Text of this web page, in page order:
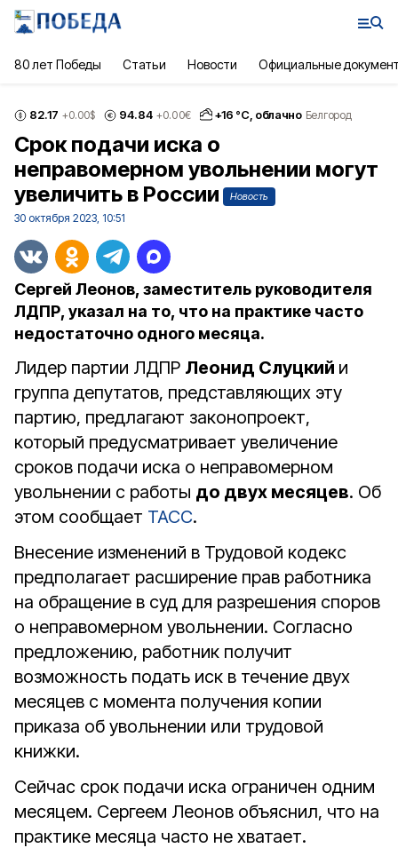
80 лет Победы Статьи Новости Официальные
82.17 +0.00$ 94.84 +0.00€ +16 °С, облачно Белгород
Срок подачи иска о
неправомерном увольнении могут
увеличить в России
Новость
30 октября 2023, 10:51
Сергей Леонов, заместитель руководителя
ЛДПР, указал на то, что на практике часто
недостаточно одного месяца.
Лидер партии ЛДПР Леонид Слуцкий и
группа депутатов, представляющих эту
партию, предлагают законопроект,
который предусматривает увеличение
сроков подачи иска о неправомерном
увольнении с работы до двух месяцев. Об
этом сообщает ТАСС.
Внесение изменений в Трудовой кодекс
предполагает расширение прав работника
на обращение в суд для разрешения споров
о неправомерном увольнении. Согласно
предложению, работник получит
возможность подать иск в течение двух
месяцев с момента получения копии
приказа об увольнении или трудовой
книжки.
Сейчас срок подачи иска ограничен одним
месяцем. Сергеем Леонов объяснил, что на
практике месяца часто не хватает.